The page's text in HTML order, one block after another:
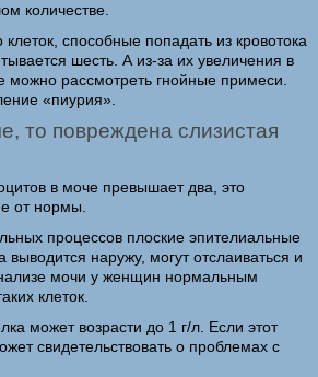
количестве.
способные попадать из кровотока
шесть. А из-за их увеличения в
можно рассмотреть гнойные примеси.
«пиурия».
то повреждена слизистая
в моче превышает два, это
от нормы.
процессов плоские эпителиальные
выводится наружу, могут отслаиваться и
мочи у женщин нормальным
клеток.
может возрасти до 1 г/л. Если этот
свидетельствовать о проблемах с